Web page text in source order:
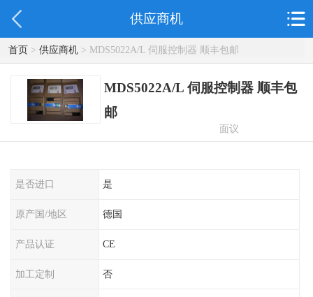
供应商机
首页> 供应商机> MDS5022A/L 伺服控制器 顺丰包邮
MDS5022A/L 伺服控制器 顺丰包
邮
面议
是否进口 是
原产国/地区 德国
产品认证 CE
加工定制 否